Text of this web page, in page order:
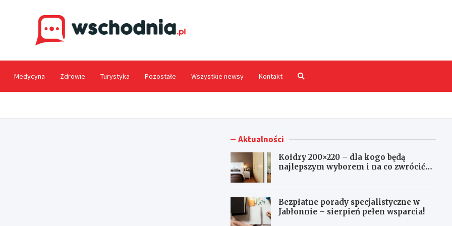
Medycyna Zdrowie Turystyka Pozostałe Wszystkie newsy Kontakt
Aktualności
Kołdry 200×220 – dla kogo będą
najlepszym wyborem i na co zwrócić
Bezpłatne porady specjalistyczne w
Jabłonnie – sierpień pełen wsparcia!